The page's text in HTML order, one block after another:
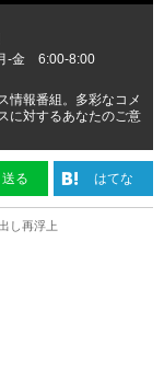
-金 6:00-8:00
情報番組。多彩なコメ
に対するあなたのご意
送る はてな
し再浮上